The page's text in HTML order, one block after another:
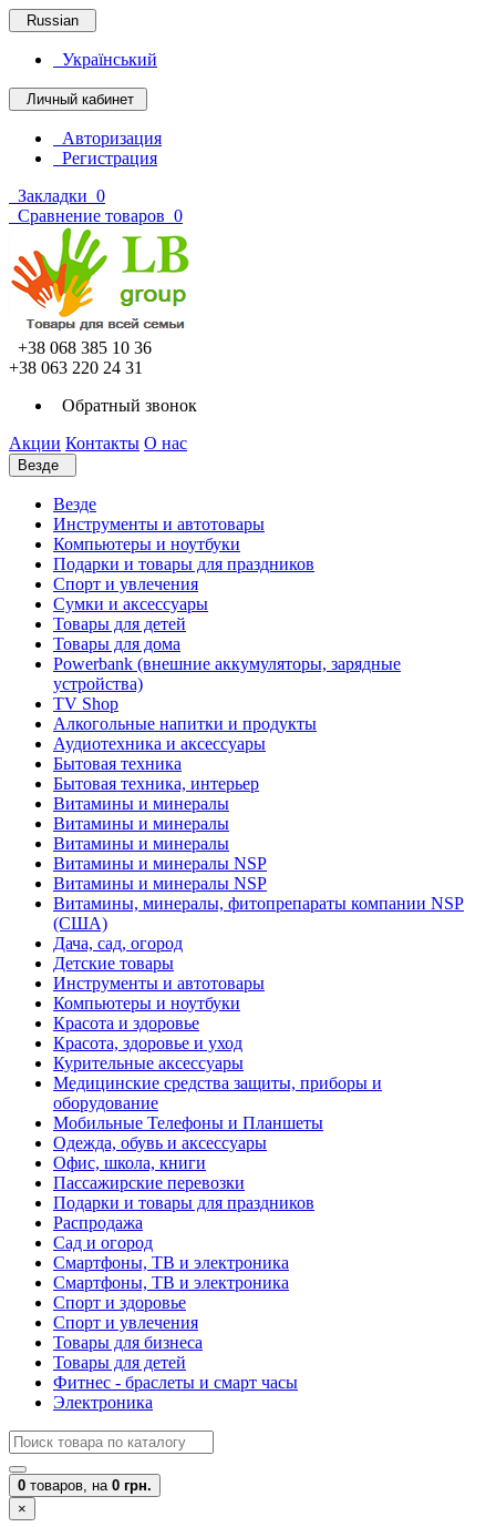
Russian
Український
Личный кабинет
Авторизация
Регистрация
Закладки 0
Сравнение товаров 0
+38 068 385 10 36
+38 063 220 24 31
Обратный звонок
Акции Контакты О нас
Везде
Везде
Инструменты и автотовары
Компьютеры и ноутбуки
Подарки и товары для праздников
Спорт и увлечения
Сумки и аксессуары
Товары для детей
Товары для дома
Powerbank (внешние аккумуляторы, зарядные
устройства)
TV Shop
Алкогольные напитки и продукты
Аудиотехника и аксессуары
Бытовая техника
Бытовая техника, интерьер
Витамины и минералы
Витамины и минералы
Витамины и минералы
Витамины и минералы NSP
Витамины и минералы NSP
Витамины, минералы, фитопрепараты компании NSP
(США)
Дача, сад, огород
Детские товары
Инструменты и автотовары
Компьютеры и ноутбуки
Красота и здоровье
Красота, здоровье и уход
Курительные аксессуары
Медицинские средства защиты, приборы и
оборудование
Мобильные Телефоны и Планшеты
Одежда, обувь и аксессуары
Офис, школа, книги
Пассажирские перевозки
Подарки и товары для праздников
Распродажа
Сад и огород
Смартфоны, ТВ и электроника
Смартфоны, ТВ и электроника
Спорт и здоровье
Спорт и увлечения
Товары для бизнеса
Товары для детей
Фитнес - браслеты и смарт часы
Электроника
0 товаров, на 0 грн.
×